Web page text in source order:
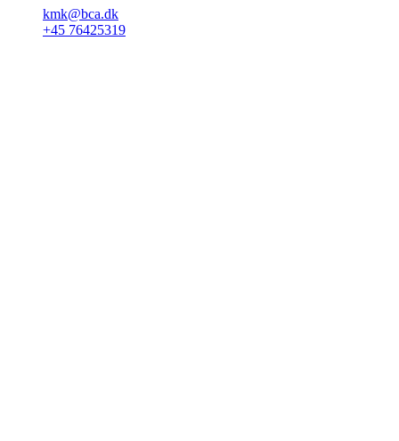
kmk@bca.dk
+45 76425319